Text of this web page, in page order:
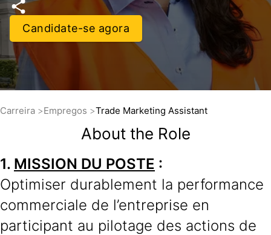
Candidate-se agora
Carreira Empregos Trade Marketing Assistant
About the Role
1. MISSION DU POSTE :
Optimiser durablement la performance
commerciale de l’entreprise en
participant au pilotage des actions de